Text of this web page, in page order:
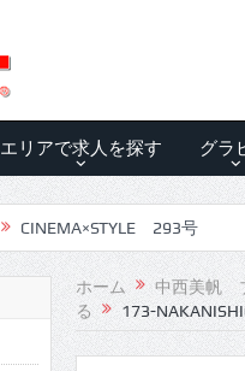
エリアで求人を探す グラ
CINEMA×STYLE 293号
CINEMA×STYLE 292号
CINEMA×STYLE 291号
CINEMA×STYLE 290号
ホーム
中西美帆
る
173-